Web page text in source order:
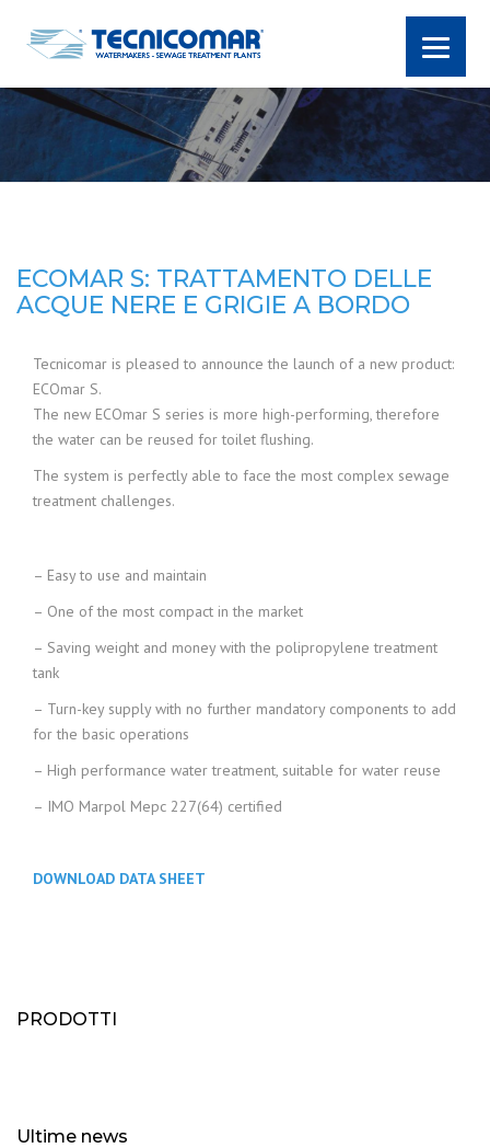
PRODOTTI
ECOMAR S: TRATTAMENTO DELLE
ACQUE NERE E GRIGIE A BORDO
Tecnicomar is pleased to announce the launch of a new product:
ECOmar S.
The new ECOmar S series is more high-performing, therefore
the water can be reused for toilet flushing.
The system is perfectly able to face the most complex sewage
treatment challenges.
– Easy to use and maintain
– One of the most compact in the market
– Saving weight and money with the polipropylene treatment
tank
– Turn-key supply with no further mandatory components to add
for the basic operations
– High performance water treatment, suitable for water reuse
– IMO Marpol Mepc 227(64) certified
DOWNLOAD DATA SHEET
Ultime news